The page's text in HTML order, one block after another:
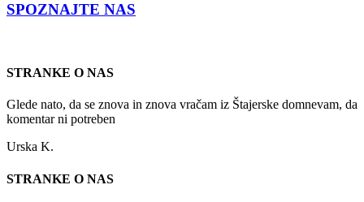
SPOZNAJTE NAS
STRANKE O NAS
Glede nato, da se znova in znova vračam iz Štajerske domnevam, da
komentar ni potreben
Urska K.
STRANKE O NAS